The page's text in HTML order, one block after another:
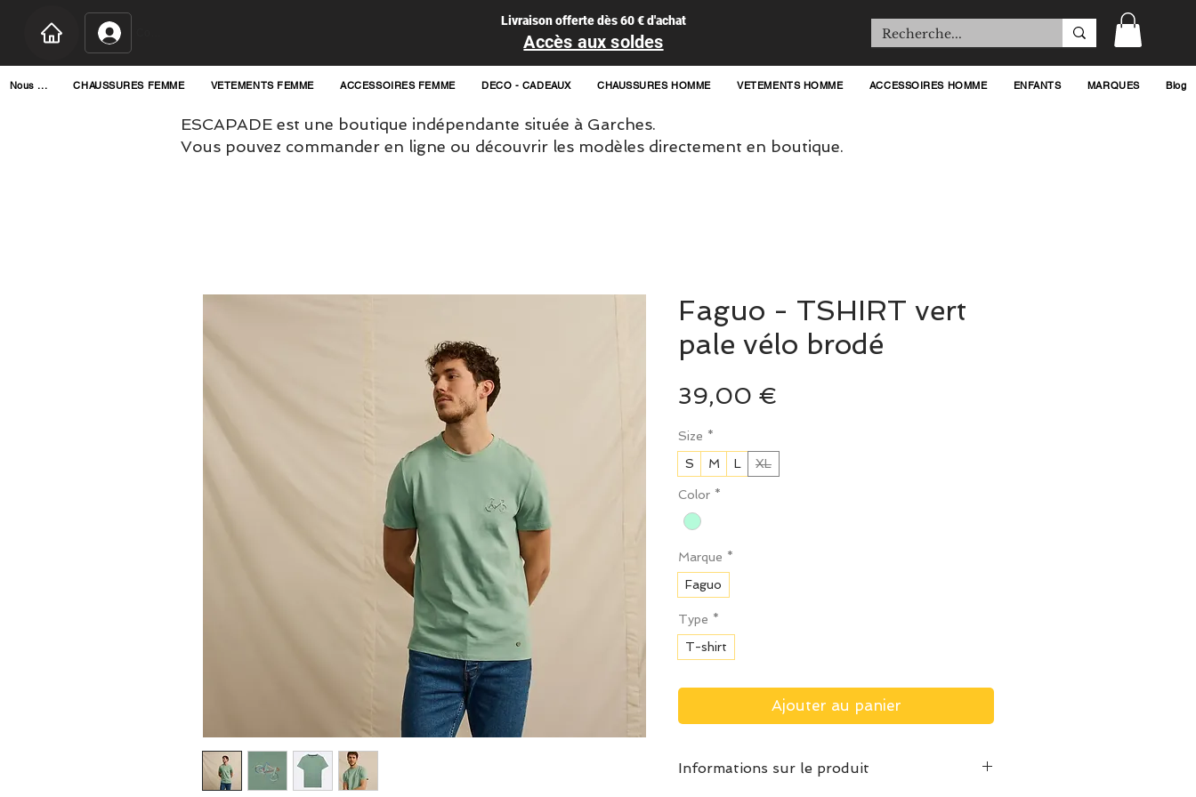
Livraison offerte dès 60 € d'achat
Accès aux soldes
Nous ... CHAUSSURES FEMME VETEMENTS FEMME ACCESSOIRES FEMME DECO - CADEAUX CHAUSSURES HOMME VETEMENTS HOMME ACCESSOIRES HOMME ENFANTS MARQUES Blog
ESCAPADE est une boutique indépendante située à Garches.
Vous pouvez commander en ligne ou découvrir les modèles directement en boutique.
Faguo - TSHIRT vert
pale vélo brodé
39,00 €
Size *
S
M L XL
Color *
Marque *
Faguo
Type *
T-shirt
Ajouter au panier
Informations sur le produit